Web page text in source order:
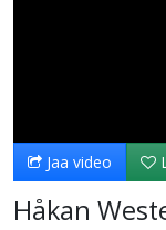
Jaa video
Håkan